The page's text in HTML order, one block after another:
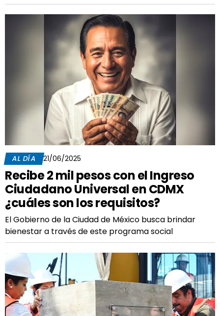
AL DÍA 21/06/2025
Recibe 2 mil pesos con el Ingreso
Ciudadano Universal en CDMX
¿cuáles son los requisitos?
El Gobierno de la Ciudad de México busca brindar
bienestar a través de este programa social